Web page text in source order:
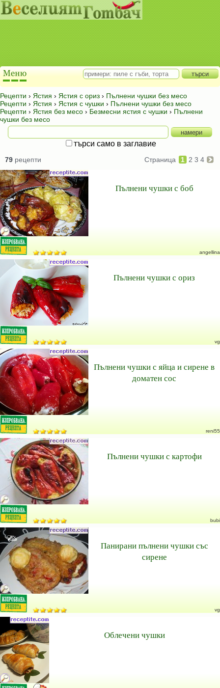
Рецепти › Ястия › Ястия с ориз › Пълнени чушки без месо
Рецепти › Ястия › Ястия с чушки › Пълнени чушки без месо
Рецепти › Ястия без месо › Безмесни ястия с чушки › Пълнени
чушки без месо
търси само в заглавие
79 рецепти Страница 1 2 3 4
Пълнени чушки с боб
angellina
Пълнени чушки с ориз
vg
Пълнени чушки с яйца и сирене в
доматен сос
reni55
Пълнени чушки с картофи
bubi
Панирани пълнени чушки със
сирене
vg
Облечени чушки